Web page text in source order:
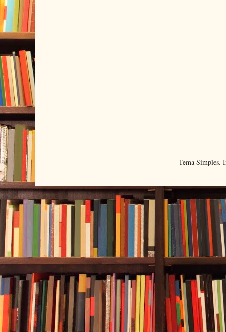
Tema Simples.